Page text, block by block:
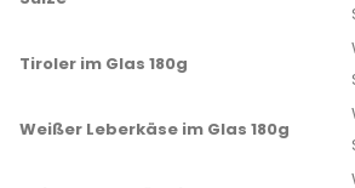
Tiroler im Glas 180g
Weißer Leberkäse im Glas 180g